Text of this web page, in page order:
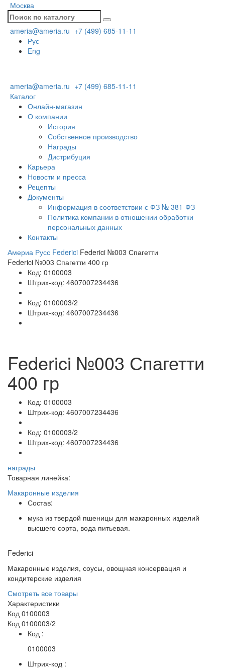
Москва
ameria@ameria.ru +7 (499) 685-11-11
Рус
Eng
ameria@ameria.ru +7 (499) 685-11-11
Каталог
Онлайн-магазин
О компании
История
Собственное производство
Награды
Дистрибуция
Карьера
Новости и пресса
Рецепты
Документы
Информация в соответствии с ФЗ № 381-ФЗ
Политика компании в отношении обработки
персональных данных
Контакты
Америа Русс Federici Federici №003 Спагетти
Federici №003 Спагетти 400 гр
Код: 0100003
Штрих-код: 4607007234436
Код: 0100003/2
Штрих-код: 4607007234436
Federici №003 Спагетти
400 гр
Код: 0100003
Штрих-код: 4607007234436
Код: 0100003/2
Штрих-код: 4607007234436
награды
Товарная линейка:
Макаронные изделия
Состав:
мука из твердой пшеницы для макаронных изделий
высшего сорта, вода питьевая.
Federici
Макаронные изделия, соусы, овощная консервация и
кондитерские изделия
Смотреть все товары
Характеристики
Код 0100003
Код 0100003/2
Код :
0100003
Штрих-код :